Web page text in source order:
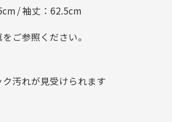
/ 袖丈：62.5cm
ご参照ください。
ク汚れが見受けられます